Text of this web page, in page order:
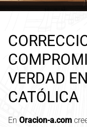
VERDAD
CATÓLICA
En Oracion-a.com